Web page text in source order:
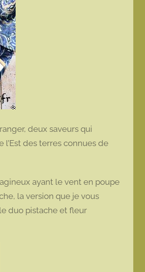
deux saveurs qui
des terres connues de
ayant le vent en poupe
la version que je vous
duo pistache et fleur